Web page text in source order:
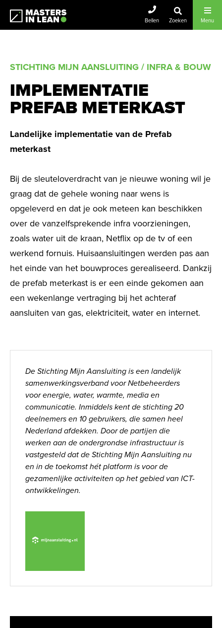
Masters In Lean
Bellen Zoeken Menu
STICHTING MIJN AANSLUITING / INFRA & BOUW
IMPLEMENTATIE
PREFAB METERKAST
Landelijke implementatie van de Prefab
meterkast
Bij de sleuteloverdracht van je nieuwe woning wil je
graag dat de gehele woning naar wens is
opgeleverd en dat je ook meteen kan beschikken
over de vanzelfsprekende infra voorzieningen,
zoals water uit de kraan, Netflix op de tv of een
werkend fornuis. Huisaansluitingen werden pas aan
het einde van het bouwproces gerealiseerd. Dankzij
de prefab meterkast is er een einde gekomen aan
een wekenlange vertraging bij het achteraf
aansluiten van gas, elektriciteit, water en internet.
De Stichting Mijn Aansluiting is een landelijk
samenwerkingsverband voor Netbeheerders
voorenergie, water, warmte, media en
communicatie. Inmiddels kent de stichting 20
deelnemers en 10 gebruikers, die samen heel
Nederland afdekken. Door de partijen die
werken aan de ondergrondse infrastructuur is
vastgesteld dat de Stichting Mijn Aansluiting nu
en in de toekomst hét platform is voor de
gezamenlijke activiteiten op het gebied van ICT-
ontwikkelingen.